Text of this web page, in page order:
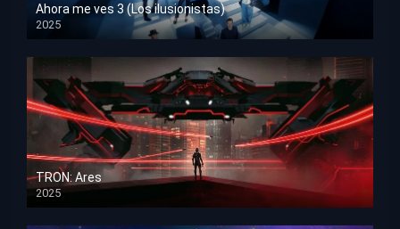
Ahora me ves 3 (Los ilusionistas)
2025
HD 1080p
TRON: Ares
2025
HD 1080p